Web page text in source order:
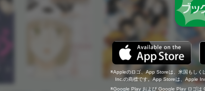
Appleのロゴ、App Storeは、米国もしく
Inc.の商標です。App Storeは、Apple
Google Play および Google Play ロゴは